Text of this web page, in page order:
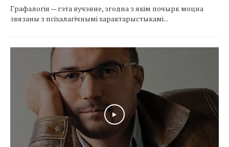
Графалогія — гэта вучэнне, згодна з якім почырк моцна
звязаны з псіхалагічнымі характарыстыкамі...
Play